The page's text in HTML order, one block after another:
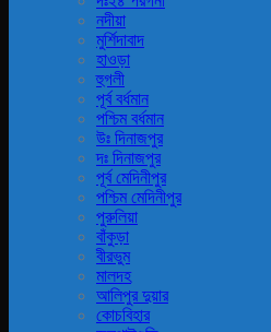
নদীয়া
মুর্শিদাবাদ
হাওড়া
হুগলী
পূর্ব বর্ধমান
পশ্চিম বর্ধমান
উঃ দিনাজপুর
দঃ দিনাজপুর
পূর্ব মেদিনীপুর
পশ্চিম মেদিনীপুর
পুরুলিয়া
বাঁকুড়া
বীরভুম
মালদহ
আলিপুর দুয়ার
কোচবিহার